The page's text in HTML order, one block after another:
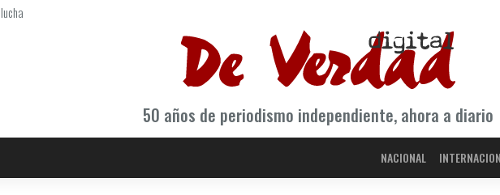
50 años de periodismo independiente, ahora a diario
NACIONAL